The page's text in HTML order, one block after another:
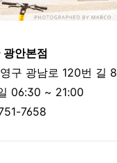
안본점
구 광남로 120번 길 8
06:30 ~ 21:00
7658